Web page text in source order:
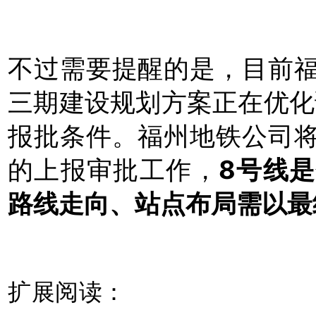
不过需要提醒的是，目前
三期建设规划方案正在优
报批条件。福州地铁公司
的上报审批工作， 8号线
路线走向、站点布局需以
扩展阅读：